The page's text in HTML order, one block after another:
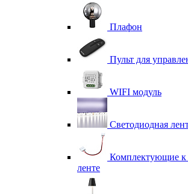
Плафон
Пульт для
WIFI модуль
Светодиодная
Комплектующие к
ленте